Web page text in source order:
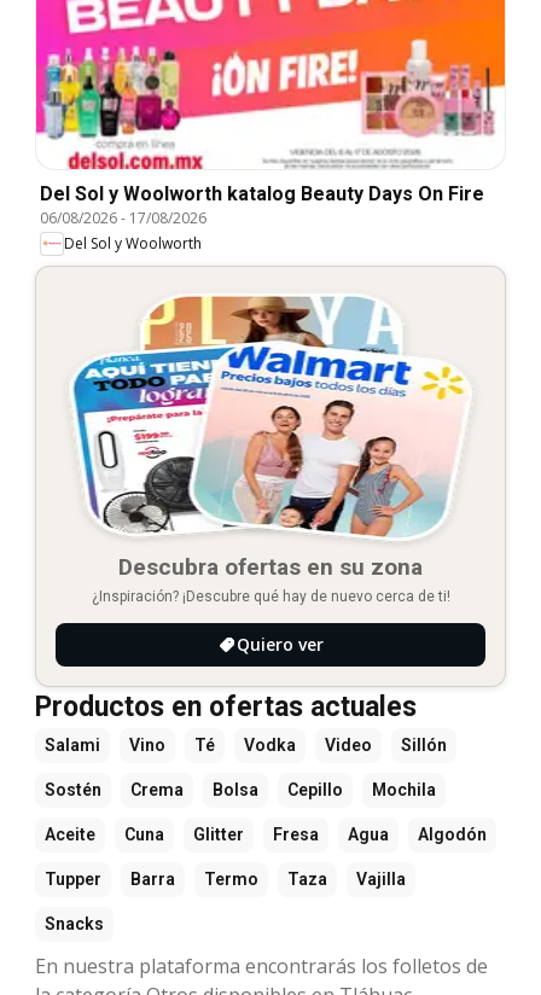
Del Sol y Woolworth katalog Beauty Days On Fire
06/08/2026- 17/08/2026
Del Sol y Woolworth
Descubra ofertas en su zona
¿Inspiración? ¡Descubre qué hay de nuevo cerca de ti!
Quiero ver
Productos en ofertas actuales
Salami Vino Té Vodka Video Sillón
Sostén Crema Bolsa Cepillo Mochila
Aceite Cuna Glitter Fresa Agua Algodón
Tupper Barra Termo Taza Vajilla
Snacks
En nuestra plataforma encontrarás los folletos de